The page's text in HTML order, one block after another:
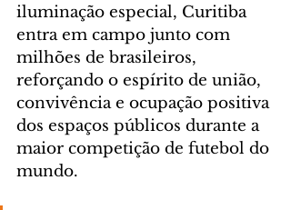
iluminação especial, Curitiba
entra em campo junto com
milhões de brasileiros,
reforçando o espírito de união,
convivência e ocupação positiva
dos espaços públicos durante a
maior competição de futebol do
mundo.